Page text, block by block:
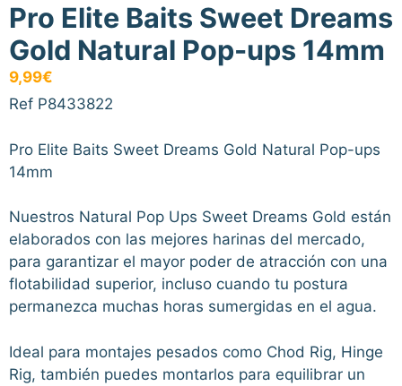
Pro Elite Baits Sweet Dreams
Gold Natural Pop-ups 14mm
9,99€
Ref P8433822
Pro Elite Baits Sweet Dreams Gold Natural Pop-ups
14mm
Nuestros Natural Pop Ups Sweet Dreams Gold están
elaborados con las mejores harinas del mercado,
para garantizar el mayor poder de atracción con una
flotabilidad superior, incluso cuando tu postura
permanezca muchas horas sumergidas en el agua.
Ideal para montajes pesados como Chod Rig, Hinge
Rig, también puedes montarlos para equilibrar un